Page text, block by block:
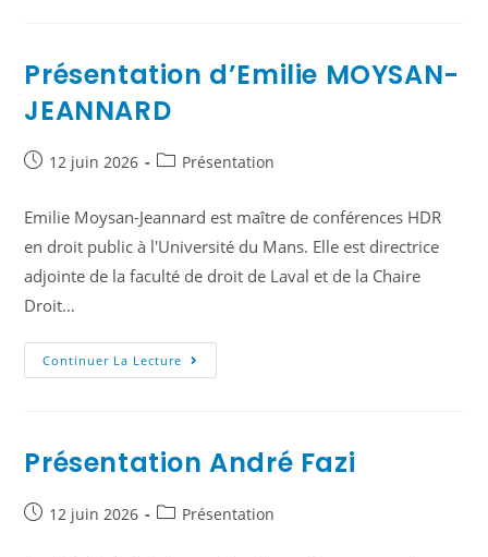
Présentation d’Emilie MOYSAN-
JEANNARD
12 juin 2026 Présentation
Emilie Moysan-Jeannard est maître de conférences HDR
en droit public à l'Université du Mans. Elle est directrice
adjointe de la faculté de droit de Laval et de la Chaire
Droit…
Continuer La Lecture
Présentation André Fazi
12 juin 2026 Présentation